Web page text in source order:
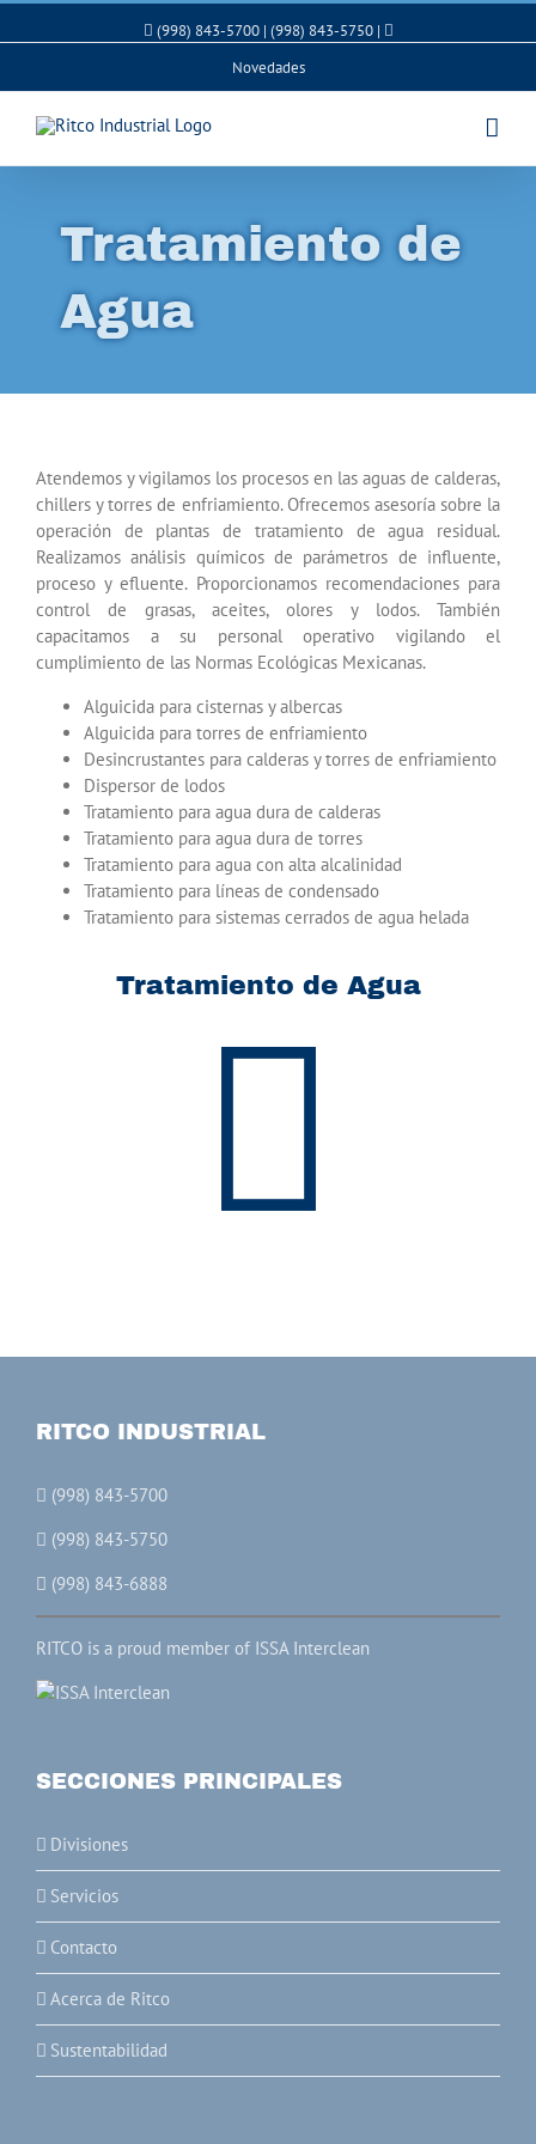
(998) 843-5700 | (998) 843-5750 |
Novedades
Tratamiento de
Agua
Atendemos y vigilamos los procesos en las aguas de calderas,
chillers y torres de enfriamiento. Ofrecemos asesoría sobre la
operación de plantas de tratamiento de agua residual.
Realizamos análisis químicos de parámetros de influente,
proceso y efluente. Proporcionamos recomendaciones para
control de grasas, aceites, olores y lodos. También
capacitamos a su personal operativo vigilando el
cumplimiento de las Normas Ecológicas Mexicanas.
Alguicida para cisternas y albercas
Alguicida para torres de enfriamiento
Desincrustantes para calderas y torres de enfriamiento
Dispersor de lodos
Tratamiento para agua dura de calderas
Tratamiento para agua dura de torres
Tratamiento para agua con alta alcalinidad
Tratamiento para líneas de condensado
Tratamiento para sistemas cerrados de agua helada
Tratamiento de Agua
RITCO INDUSTRIAL
(998) 843-5700
(998) 843-5750
(998) 843-6888
RITCO is a proud member of ISSA Interclean
SECCIONES PRINCIPALES
Divisiones
Servicios
Contacto
Acerca de Ritco
Sustentabilidad